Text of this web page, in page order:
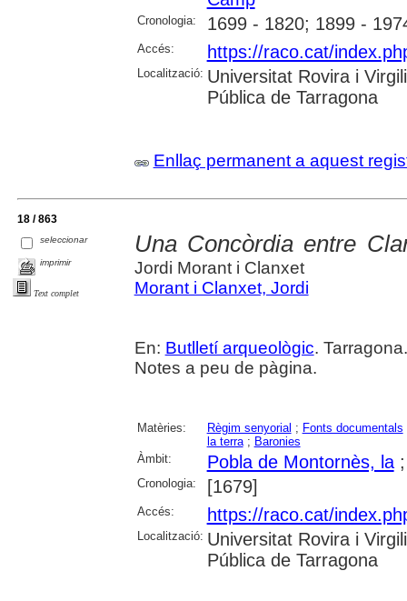
Cronologia: 1699 - 1820; 1899 -
Accés: https://raco.cat/
Localització: Universitat Rovira i
Pública de Tarragona
Enllaç permanent a aquest
18 / 863
seleccionar
imprimir
Text complet
Una Concòrdia entre
Jordi Morant i Clanxet
Morant i Clanxet, Jordi
En: Butlletí arqueològic.
Notes a peu de pàgina.
Matèries: Règim senyorial ; Fonts documentals
la terra; Baronies
Àmbit:
Pobla de Montornès, la
Cronologia: [1679]
Accés: https://raco.cat/
Localització: Universitat Rovira i
Pública de Tarragona